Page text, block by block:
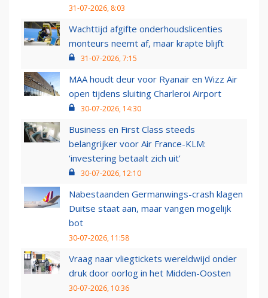
31-07-2026, 8:03
Wachttijd afgifte onderhoudslicenties
monteurs neemt af, maar krapte blijft
31-07-2026, 7:15
MAA houdt deur voor Ryanair en Wizz Air
open tijdens sluiting Charleroi Airport
30-07-2026, 14:30
Business en First Class steeds
belangrijker voor Air France-KLM:
‘investering betaalt zich uit’
30-07-2026, 12:10
Nabestaanden Germanwings-crash klagen
Duitse staat aan, maar vangen mogelijk
bot
30-07-2026, 11:58
Vraag naar vliegtickets wereldwijd onder
druk door oorlog in het Midden-Oosten
30-07-2026, 10:36